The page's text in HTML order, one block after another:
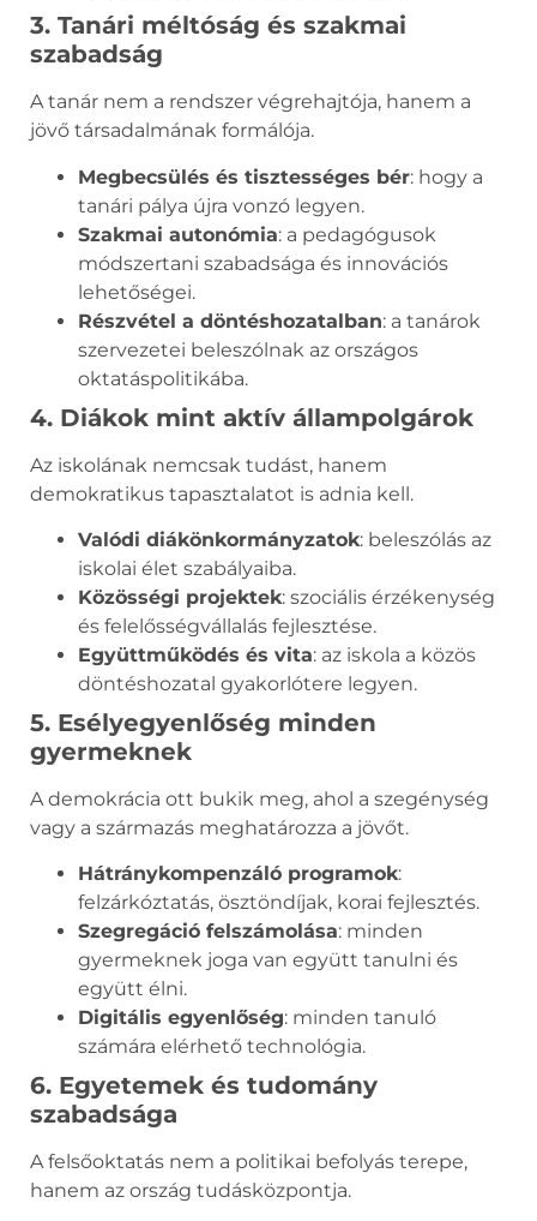
3. Tanári méltóság és szakmai
szabadság
A tanár nem a rendszer végrehajtója, hanem a
jövő társadalmának formálója.
Megbecsülés és tisztességes bér: hogy a
tanári pálya újra vonzó legyen.
Szakmai autonómia: a pedagógusok
módszertani szabadsága és innovációs
lehetőségei.
Részvétel a döntéshozatalban: a tanárok
szervezetei beleszólnak az országos
oktatáspolitikába.
4. Diákok mint aktív állampolgárok
Az iskolának nemcsak tudást, hanem
demokratikus tapasztalatot is adnia kell.
Valódi diákönkormányzatok: beleszólás az
iskolai élet szabályaiba.
Közösségi projektek: szociális érzékenység
és felelősségvállalás fejlesztése.
Együttműködés és vita: az iskola a közös
döntéshozatal gyakorlótere legyen.
5. Esélyegyenlőség minden
gyermeknek
A demokrácia ott bukik meg, ahol a szegénység
vagy a származás meghatározza a jövőt.
Hátránykompenzáló programok:
felzárkóztatás, ösztöndíjak, korai fejlesztés.
Szegregáció felszámolása: minden
gyermeknek joga van együtt tanulni és
együtt élni.
Digitális egyenlőség: minden tanuló
számára elérhető technológia.
6. Egyetemek és tudomány
szabadsága
A felsőoktatás nem a politikai befolyás terepe,
hanem az ország tudásközpontja.